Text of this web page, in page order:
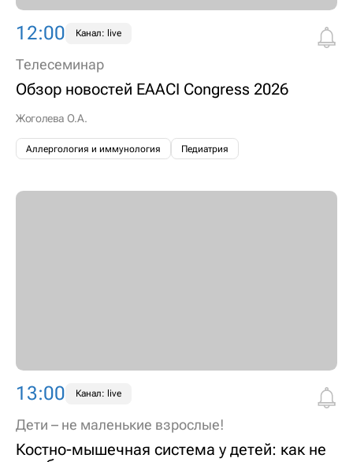
12:00 Канал: live
Телесеминар
Обзор новостей EAACI Congress 2026
Жоголева О.А.
Аллергология и иммунология Педиатрия
13:00 Канал: live
Дети – не маленькие взрослые!
Костно-мышечная система у детей: как не